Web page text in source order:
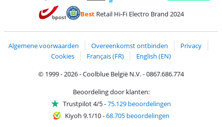
Betalen met Bancontact
Betalen met MasterCard en Visa via ClickToPay
Betalen met PayPal
BestRetail Hi-Fi Electro Brand 2024
Algemene voorwaarden Overeenkomst ontbinden
Privacy
Cookies
Français (FR)
English (EN)
© 1999 - 2026 - Coolblue België N.V. - 0867.686.774
Beoordeling door klanten:
Trustpilot 4/5-75.129 beoordelingen
Kiyoh 9.1/10-68.705 beoordelingen